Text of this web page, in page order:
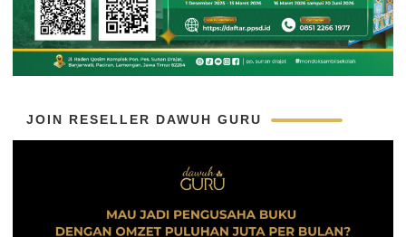
JOIN RESELLER DAWUH GURU